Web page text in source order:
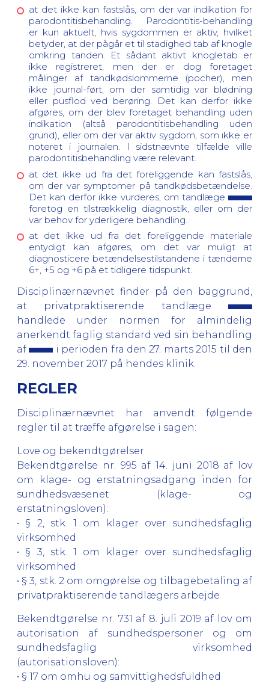
at det ikke kan fastslås, om der var indikation for
parodontitisbehandling. Parodontitis-behandling
er kun aktuelt, hvis sygdommen er aktiv, hvilket
betyder, at der pågår et til stadighed tab af knogle
omkring tanden. Et sådant aktivt knogletab er
ikke registreret, men der er dog foretaget
målinger af tandkødslommerne (pocher), men
ikke journal-ført, om der samtidig var blødning
eller pusflod ved berøring. Det kan derfor ikke
afgøres, om der blev foretaget behandling uden
indikation (altså parodontitisbehandling uden
grund), eller om der var aktiv sygdom, som ikke er
noteret i journalen. I sidstnævnte tilfælde ville
parodontitisbehandling være relevant.
at det ikke ud fra det foreliggende kan fastslås,
om der var symptomer på tandkødsbetændelse.
Det kan derfor ikke vurderes, om tandlæge
foretog en tilstrækkelig diagnostik, eller om der
var behov for yderligere behandling.
at det ikke ud fra det foreliggende materiale
entydigt kan afgøres, om det var muligt at
diagnosticere betændelsestilstandene i tænderne
6+, +5 og +6 på et tidligere tidspunkt.
Disciplinærnævnet finder på den baggrund,
at privatpraktiserende tandlæge
handlede under normen for almindelig
anerkendt faglig standard ved sin behandling
af
i perioden fra den 27. marts 2015 til den
29. november 2017 på hendes klinik.
REGLER
Disciplinærnævnet har anvendt følgende
regler til at træffe afgørelse i sagen:
Love og bekendtgørelser
Bekendtgørelse nr. 995 af 14. juni 2018 af lov
om klage- og erstatningsadgang inden for
sundhedsvæsenet (klage- og
erstatningsloven):
• § 2, stk. 1 om klager over sundhedsfaglig
virksomhed
• § 3, stk. 1 om klager over sundhedsfaglig
virksomhed
• § 3, stk. 2 om omgørelse og tilbagebetaling af
privatpraktiserende tandlægers arbejde
Bekendtgørelse nr. 731 af 8. juli 2019 af lov om
autorisation af sundhedspersoner og om
sundhedsfaglig virksomhed
(autorisationsloven):
• § 17 om omhu og samvittighedsfuldhed